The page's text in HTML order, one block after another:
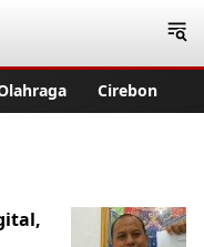
Cirebon